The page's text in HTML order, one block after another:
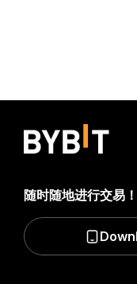
随时随地进行交易！